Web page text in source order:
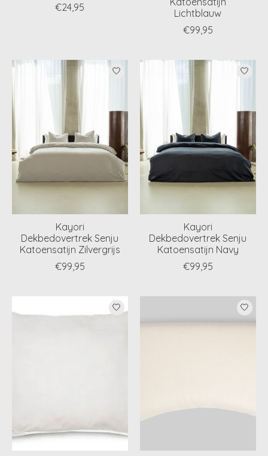
€24,95
Lichtblauw
€99,95
Kayori
Dekbedovertrek Senju
Katoensatijn Zilvergrijs
€99,95
Kayori
Dekbedovertrek Senju
Katoensatijn Navy
€99,95